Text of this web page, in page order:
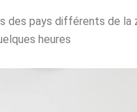
pays différents de la
heures